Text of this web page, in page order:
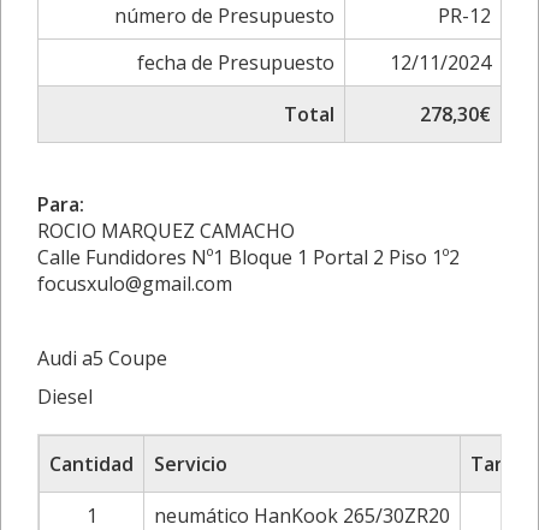
número de Presupuesto
PR-12
fecha de Presupuesto
12/11/2024
Total
278,30€
Para:
ROCIO MARQUEZ CAMACHO
Calle Fundidores Nº1 Bloque 1 Portal 2 Piso 1º2
focusxulo@gmail.com
Audi a5 Coupe
Diesel
Cantidad Servicio
Tarifa/
1
neumático HanKook 265/30ZR20